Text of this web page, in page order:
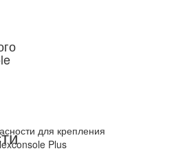
для крепления
Plus